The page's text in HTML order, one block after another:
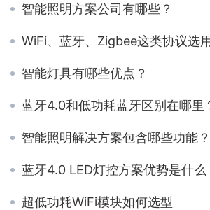
智能照明方案公司有哪些？
WiFi、蓝牙、Zigbee这类协议选用
智能灯具有哪些优点？
蓝牙4.0和低功耗蓝牙区别在哪里
智能照明解决方案包含哪些功能？
蓝牙4.0 LED灯控方案优势是什么
超低功耗WiFi模块如何选型